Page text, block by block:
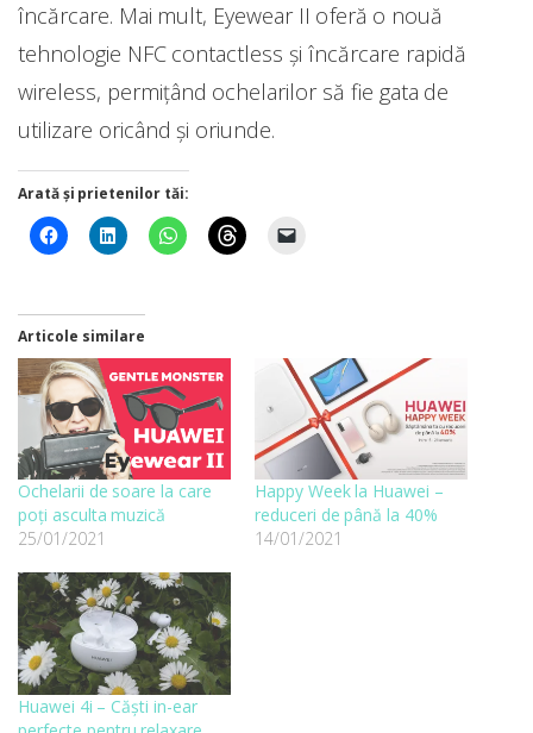
încărcare. Mai mult, Eyewear II oferă o nouă
tehnologie NFC contactless și încărcare rapidă
wireless, permițând ochelarilor să fie gata de
utilizare oricând și oriunde.
Arată și prietenilor tăi:
Articole similare
Ochelarii de soare la care
poți asculta muzică
25/01/2021
Happy Week la Huawei –
reduceri de până la 40%
14/01/2021
Huawei 4i – Căști in-ear